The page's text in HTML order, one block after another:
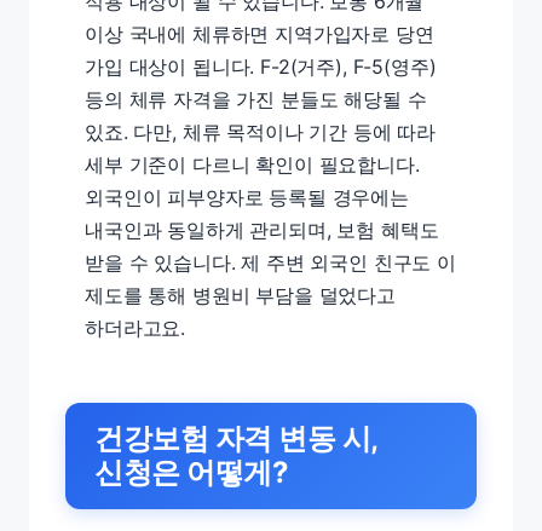
이상 국내에 체류하면 지역가입자로 당연
가입 대상이 됩니다. F-2(거주), F-5(영주)
등의 체류 자격을 가진 분들도 해당될 수
있죠. 다만, 체류 목적이나 기간 등에 따라
세부 기준이 다르니 확인이 필요합니다.
외국인이 피부양자로 등록될 경우에는
내국인과 동일하게 관리되며, 보험 혜택도
받을 수 있습니다. 제 주변 외국인 친구도 이
제도를 통해 병원비 부담을 덜었다고
하더라고요.
건강보험 자격 변동 시,
신청은 어떻게?